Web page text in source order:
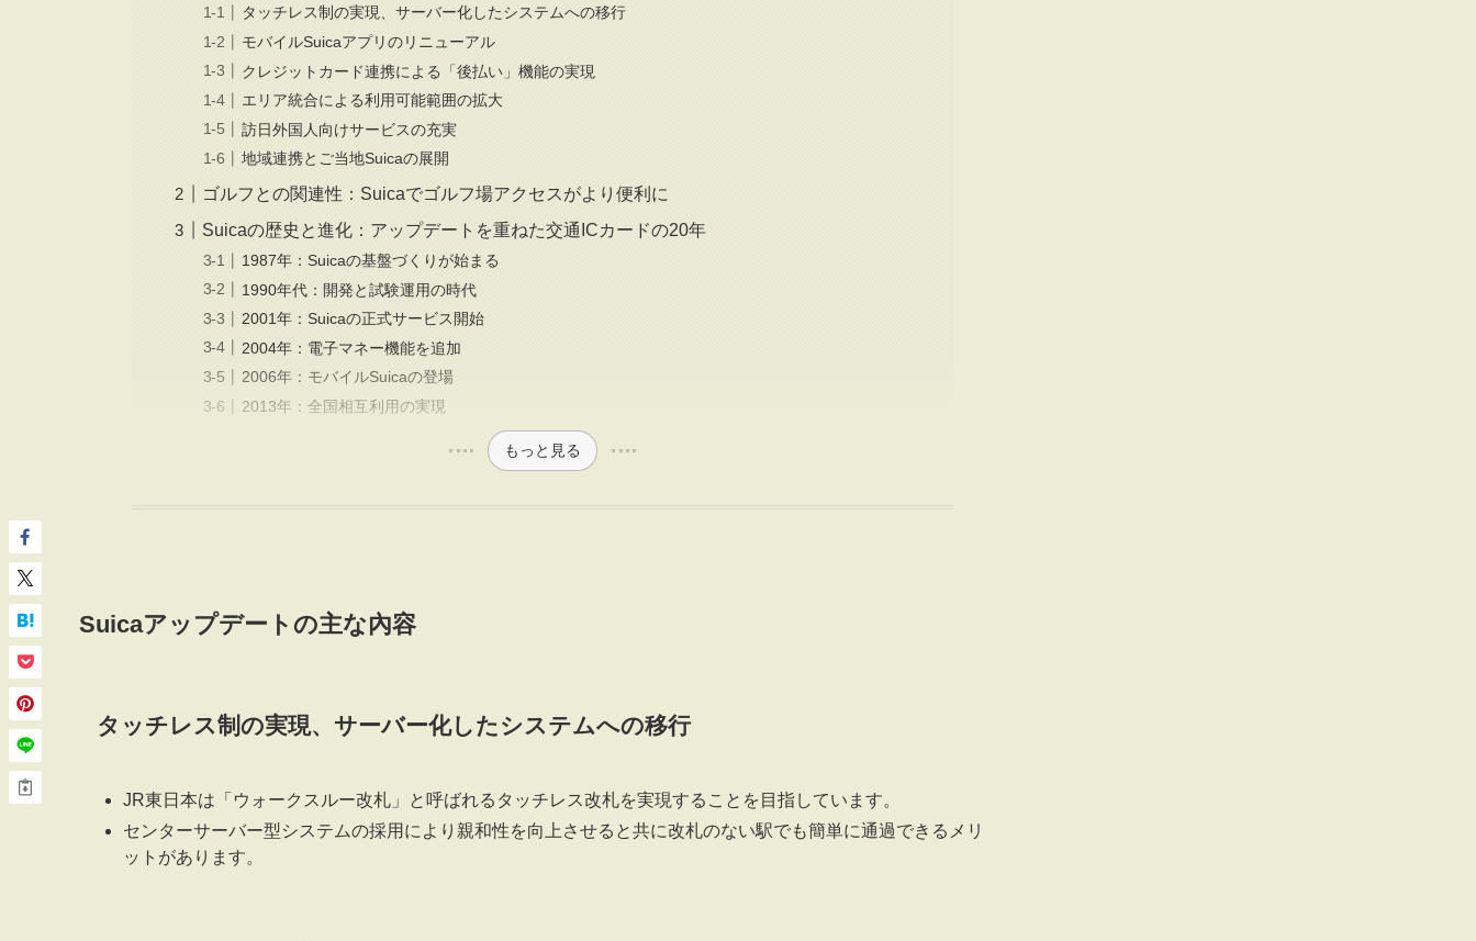
タッチレス制の実現、サーバー化したシステムへの移行
モバイルSuicaアプリのリニューアル
クレジットカード連携による「後払い」機能の実現
エリア統合による利用可能範囲の拡大
訪日外国人向けサービスの充実
地域連携とご当地Suicaの展開
ゴルフとの関連性：Suicaでゴルフ場アクセスがより便利に
Suicaの歴史と進化：アップデートを重ねた交通ICカードの20年
1987年：Suicaの基盤づくりが始まる
1990年代：開発と試験運用の時代
2001年：Suicaの正式サービス開始
2004年：電子マネー機能を追加
2006年：モバイルSuicaの登場
2013年：全国相互利用の実現
もっと見る
Suicaアップデートの主な內容
タッチレス制の実現、サーバー化したシステムへの移行
JR東日本は「ウォークスルー改札」と呼ばれるタッチレス改札を実現することを目指しています。
センターサーバー型システムの採用により親和性を向上させると共に改札のない駅でも簡単に通過できるメリ
ットがあります。